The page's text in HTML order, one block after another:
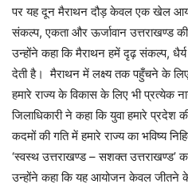
पर यह दून मैराथन दौड़ केवल एक खेल
संकल्प, एकता और ऊर्जावान उत्तराखण्ड
उन्होंने कहा कि मैराथन हमें दृढ़ संकल्प,
देती है। मैराथन में लक्ष्य तक पहुँचने के
हमारे राज्य के विकास के लिए भी प्रत्येक
जिलाधिकारी ने कहा कि युवा हमारे
कदमों की गति में हमारे राज्य का भविष्य
‘स्वस्थ उत्तराखण्ड – सशक्त
उन्होंने कहा कि यह आयोजन केवल जीतने